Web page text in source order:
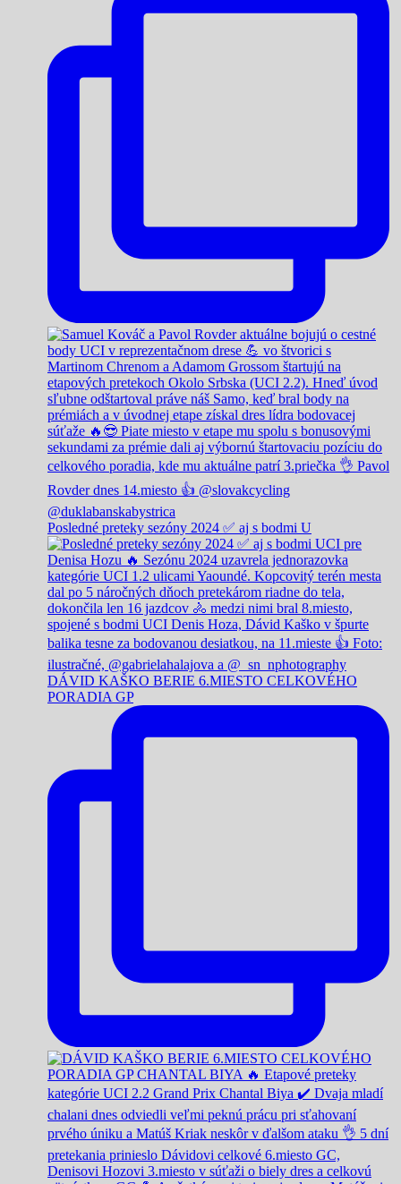
Posledné preteky sezóny 2024 ✅️ aj s bodmi U
DÁVID KAŠKO BERIE 6.MIESTO CELKOVÉHO
PORADIA GP